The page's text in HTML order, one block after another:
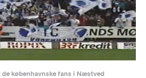
københavnske fans i Næstved